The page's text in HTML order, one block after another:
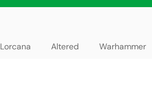
Lorcana Altered Warhammer